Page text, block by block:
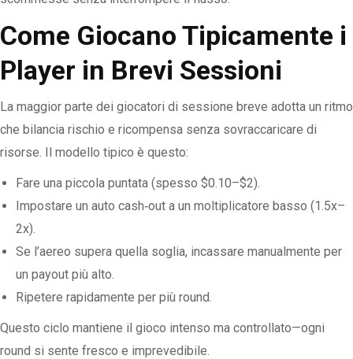
Come Giocano Tipicamente i
Player in Brevi Sessioni
La maggior parte dei giocatori di sessione breve adotta un ritmo
che bilancia rischio e ricompensa senza sovraccaricare di
risorse. Il modello tipico è questo:
Fare una piccola puntata (spesso $0.10–$2).
Impostare un auto cash‑out a un moltiplicatore basso (1.5x–
2x).
Se l’aereo supera quella soglia, incassare manualmente per
un payout più alto.
Ripetere rapidamente per più round.
Questo ciclo mantiene il gioco intenso ma controllato—ogni
round si sente fresco e imprevedibile.